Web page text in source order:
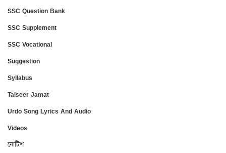
SSC Question Bank
SSC Supplement
SSC Vocational
Suggestion
Syllabus
Taiseer Jamat
Urdo Song Lyrics And Audio
Videos
নোটিশ